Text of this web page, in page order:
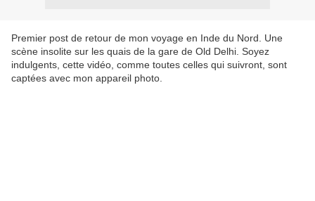
Premier post de retour de mon voyage en Inde du Nord. Une
scène insolite sur les quais de la gare de Old Delhi. Soyez
indulgents, cette vidéo, comme toutes celles qui suivront, sont
captées avec mon appareil photo.